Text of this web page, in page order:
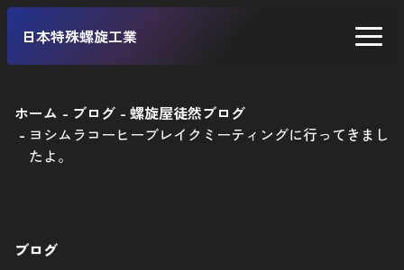
日本特殊螺旋工業
二輪車
工業製品
ホーム ブログ
螺旋屋徒然ブログ
ヨシムラコーヒーブレイクミーティングに行ってきまし
たよ。
ブログ